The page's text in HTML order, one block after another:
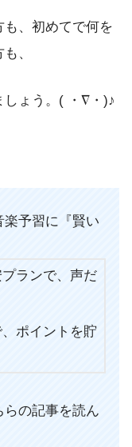
も、初めてで何を
、
ょう。( ・∇・)♪
予習に『賢い
ランで、声だ
ポイントを貯
の記事を読ん